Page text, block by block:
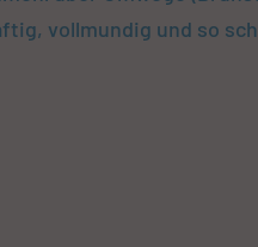
vollmundig und so